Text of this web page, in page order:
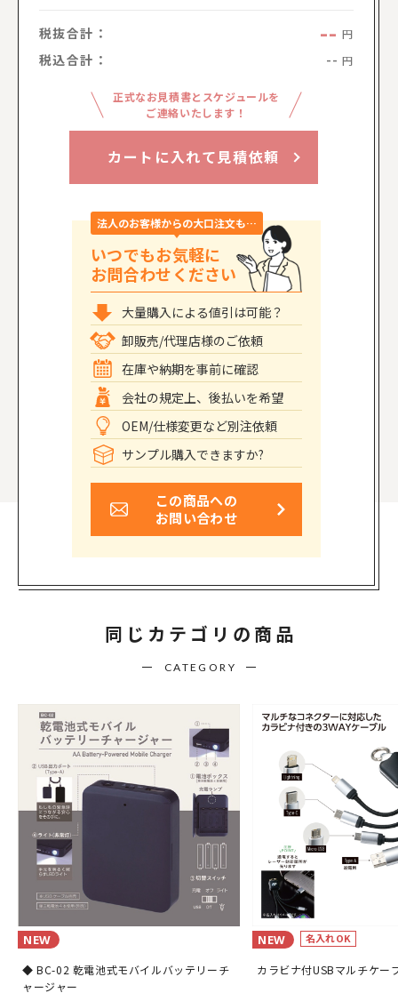
税抜合計： -- 円
税込合計： -- 円
正式なお見積書とスケジュールを
ご連絡いたします！
カートに入れて見積依頼
法人のお客様からの大口注文も…
いつでもお気軽に
お問合わせください
大量購入による値引は可能？
卸販売/代理店様のご依頼
在庫や納期を事前に確認
会社の規定上、後払いを希望
OEM/仕様変更など別注依頼
サンプル購入できますか?
この商品への
お問い合わせ
同じカテゴリの商品
CATEGORY
NEW
◆ BC-02 乾電池式モバイルバッテリーチ
ャージャー
NEW 名入れOK
カラビナ付USBマルチケー